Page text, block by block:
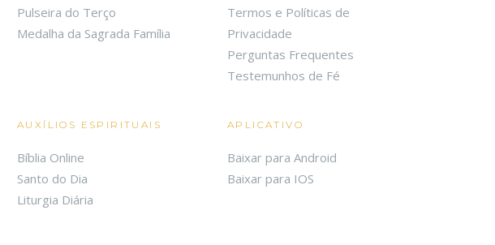
Pulseira do Terço
Medalha da Sagrada Família
Termos e Políticas de
Privacidade
Perguntas Frequentes
Testemunhos de Fé
AUXÍLIOS ESPIRITUAIS
Bíblia Online
Santo do Dia
Liturgia Diária
APLICATIVO
Baixar para Android
Baixar para IOS